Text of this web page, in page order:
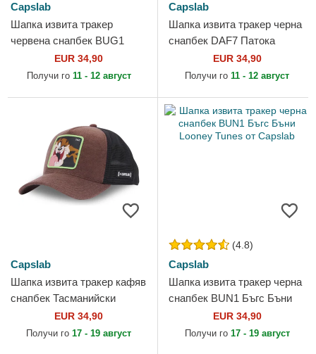
Capslab
Шапка извита тракер
червена снапбек BUG1
Бъгс Бъни Looney Tunes от
Capslab
EUR 34,90
Получи го 11 - 12 август
Capslab
Шапка извита тракер черна
снапбек DAF7 Патока
Лукас Looney Tunes от
Capslab
EUR 34,90
Получи го 11 - 12 август
Capslab
Шапка извита тракер кафяв
снапбек Тасманийски
дявол Looney Tunes от
Capslab
EUR 34,90
Получи го 17 - 19 август
(4.8)
Capslab
Шапка извита тракер черна
снапбек BUN1 Бъгс Бъни
Looney Tunes от Capslab
EUR 34,90
Получи го 17 - 19 август